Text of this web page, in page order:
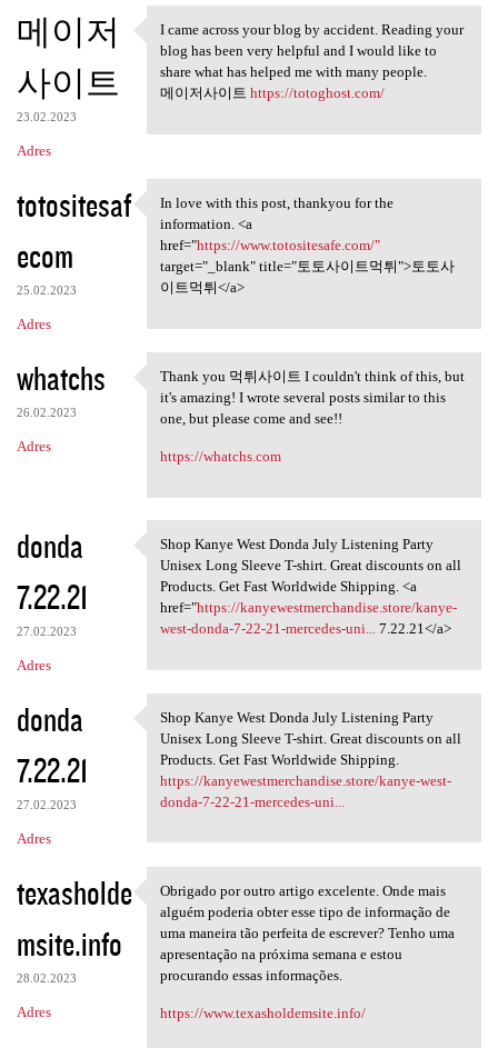
메이저
사이트
23.02.2023
Adres
I came across your blog by
I came across your blog by accident. Reading your
blog has been very helpful and I would like to
share what has helped me with many people.
메이저사이트 https://totoghost.com/
totositesaf
ecom
25.02.2023
Adres
In love with this post,
In love with this post, thankyou for the
information. <a
href="https://www.totositesafe.com/"
target="_blank" title="토토사이트먹튀">토토사
이트먹튀</a>
whatchs
26.02.2023
Adres
Thank you 먹튀사이트 I couldn't
Thank you 먹튀사이트 I couldn't think of this, but
it's amazing! I wrote several posts similar to this
one, but please come and see!!
https://whatchs.com
donda
7.22.21
27.02.2023
Adres
Shop Kanye West Donda July
Shop Kanye West Donda July Listening Party
Unisex Long Sleeve T-shirt. Great discounts on all
Products. Get Fast Worldwide Shipping. <a
href="https://kanyewestmerchandise.store/kanye-
west-donda-7-22-21-mercedes-uni...7.22.21</a>
donda
7.22.21
27.02.2023
Adres
Shop Kanye West Donda July
Shop Kanye West Donda July Listening Party
Unisex Long Sleeve T-shirt. Great discounts on all
Products. Get Fast Worldwide Shipping.
https://kanyewestmerchandise.store/kanye-west-
donda-7-22-21-mercedes-uni...
texasholde
msite.info
28.02.2023
Adres
Obrigado por outro artigo
Obrigado por outro artigo excelente. Onde mais
alguém poderia obter esse tipo de informação de
uma maneira tão perfeita de escrever? Tenho uma
apresentação na próxima semana e estou
procurando essas informações.
https://www.texasholdemsite.info/